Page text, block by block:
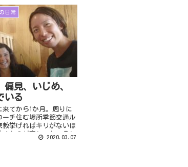
日常
偏見、いじめ、
いる
来てから1か月。周りに
ーチ住む場所季節交通ル
教挙げればキリがないほ
くものが変わった。それ
もあったけど、大分慣れ
2020.03.07